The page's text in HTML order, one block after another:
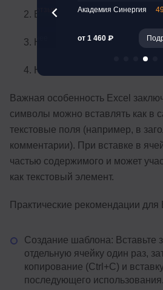
В группе «Символы»
Найдите нужный символ
Нажмите «Вставить».
Важная особенность Excel
символы можно вставлять как в
текстовые поля (например, в
комментарии). При вставке в
частью содержимого и может
как текстовый элемент.
Практические рекомендации для
Создание шаблона: Вставьте
отдельную ячейку один раз,
копирование (Ctrl+C) и
последующего использования.
261 отзыв
Подробнее
Академия Синергия
от 1 460 ₽